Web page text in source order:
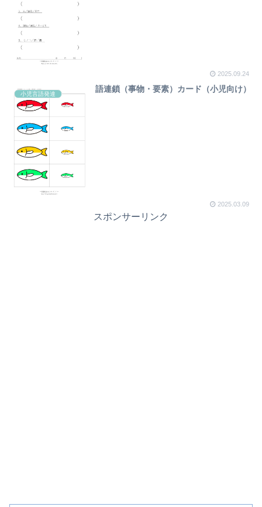
2025.09.24
小児言語発達
語連鎖（事物・要素）カード（小児向け）
2025.03.09
スポンサーリンク